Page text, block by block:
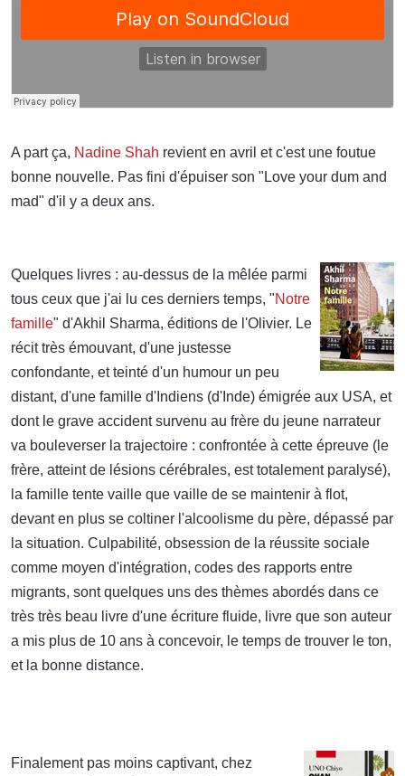
A part ça, Nadine Shah revient en avril et c'est une foutue
bonne nouvelle. Pas fini d'épuiser son "Love your dum and
mad" d'il y a deux ans.
Quelques livres : au-dessus de la mêlée parmi
tous ceux que j'ai lu ces derniers temps, "Notre
famille" d'Akhil Sharma, éditions de l'Olivier. Le
récit très émouvant, d'une justesse
confondante, et teinté d'un humour un peu
distant, d'une famille d'Indiens (d'Inde) émigrée aux USA, et
dont le grave accident survenu au frère du jeune narrateur
va bouleverser la trajectoire : confrontée à cette épreuve (le
frère, atteint de lésions cérébrales, est totalement paralysé),
la famille tente vaille que vaille de se maintenir à flot,
devant en plus se coltiner l'alcoolisme du père, dépassé par
la situation. Culpabilité, obsession de la réussite sociale
comme moyen d'intégration, codes des rapports entre
migrants, sont quelques uns des thèmes abordés dans ce
très très beau livre d'une écriture fluide, livre que son auteur
a mis plus de 10 ans à concevoir, le temps de trouver le ton,
et la bonne distance.
Finalement pas moins captivant, chez